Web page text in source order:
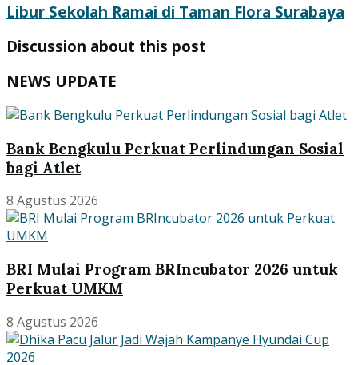
Libur Sekolah Ramai di Taman Flora Surabaya
Discussion about this post
NEWS UPDATE
Bank Bengkulu Perkuat Perlindungan Sosial
bagi Atlet
8 Agustus 2026
BRI Mulai Program BRIncubator 2026 untuk
Perkuat UMKM
8 Agustus 2026